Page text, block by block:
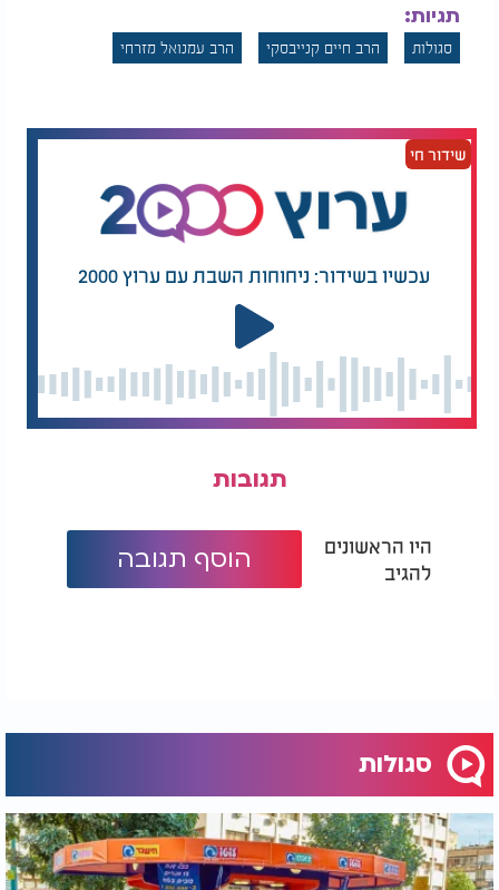
מזרחי:
תגיות:
סגולות הרב חיים קנייבסקי הרב עמנואל מזרחי
שידור חי
עכשיו בשידור: ניחוחות השבת עם ערוץ 2000
תגובות
היו הראשונים
להגיב
הוסף תגובה
סגולות